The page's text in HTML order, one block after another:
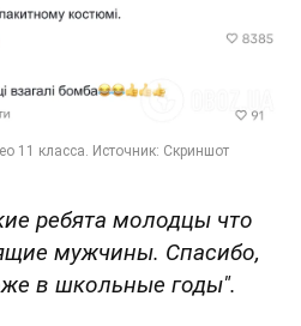
ребята молодцы что
мужчины. Спасибо,
в школьные годы".